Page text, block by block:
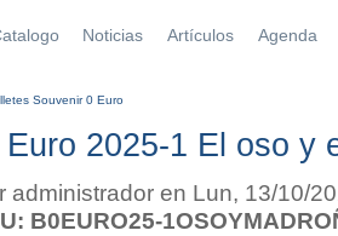
Noticias Artículos Agenda
Souvenir 0 Euro
2025-1 El oso y
administrador en Lun, 13/10/
B0EURO25-